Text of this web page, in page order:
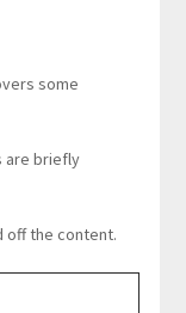
some
are briefly
off the content.